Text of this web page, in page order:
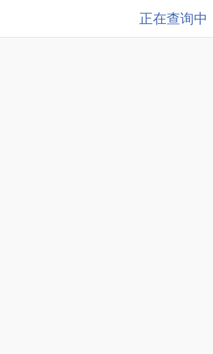
正在查询中